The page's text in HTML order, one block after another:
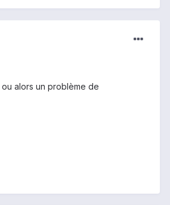
alors un problème de